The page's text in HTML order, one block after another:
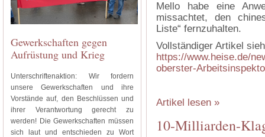
Gewerkschaften gegen
Aufrüstung und Krieg
Unterschriftenaktion: Wir fordern
unsere Gewerkschaften und ihre
Vorstände auf, den Beschlüssen und
ihrer Verantwortung gerecht zu
werden! Die Gewerkschaften müssen
sich laut und entschieden zu Wort
Mello habe eine
missachtet, den
Liste“ fernzuhalten.
Vollständiger Artikel
https://www.heise.de/
oberster-
Artikel lesen »
10-Milliarden-